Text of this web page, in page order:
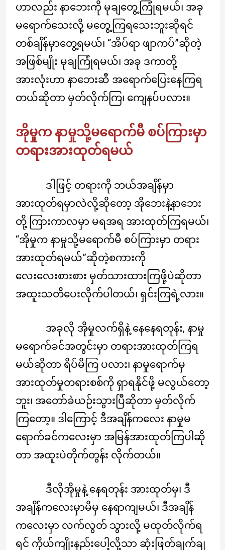
ဟာလည်း နာဘေးကို မုချတွေ့ကြုံရမယ်၊ အခု
မရောက်သေးလို့ မတွေ့ကြရသေးဘူးဆိုရင်
တစ်ချိန်မှာတွေ့ရမယ်၊ “အိပ်ရာ ဖျာကပ်”ဆိုတဲ့
အဖြစ်မျိုး မုချကြုံရမယ်၊ အခု ဒကာတို့
အားလုံးဟာ နာဘေးဆီ အရောက်ပြေးနေကြရ
တယ်ဆိုတာ မှတ်လိုက်ကြ၊ ကျေနပ်ပလား။
အိုမှုက နာမှုသို့မရောက်မီ စပ်ကြားမှာ
တရားအားထုတ်ရမယ်
ဒါဖြင့် တရားကို ဘယ်အချိန်မှာ
အားထုတ်ရမှာလဲလို့ဆိုတော့ အိုဘေးနဲ့နာဘေး
တို့ ကြားကာလမှာ မရအရ အားထုတ်ကြရမယ်၊
“အိုမှုက နာမှုသို့မရောက်မီ စပ်ကြားမှာ တရား
အားထုတ်ရမယ်”ဆိုတဲ့စကားကို
လေးလေးစားစား မှတ်သားထားကြဖို့ပဲဆိုတာ
အထူးသတိပေးလိုက်ပါတယ်၊ ရှင်းကြရဲ့လား။
အခုလို အိုမှုလက်ရှိနဲ့ နေနေရတုန်း, နာမှု
မရောက်ခင်အတွင်းမှာ တရားအားထုတ်ကြရ
မယ်ဆိုတာ ရိပ်မိကြ ပလား၊ နာမှုရောက်မှ
အားထုတ်မှုတရားစစ်ကို ရှာရနိုင်ဖို့ မလွယ်တော့
ဘူး၊ အတော်ခဲယဉ်းသွားပြီဆိုတာ မှတ်လိုက်
ကြတော့။ ဒါကြောင့် ဒီအချိန်ကလေး နာမှုမ
ရောက်ခင်ကလေးမှာ အမြန်အားထုတ်ကြပါဆို
တာ အထူးပဲတိုက်တွန်း လိုက်တယ်။
ဒီလိုအိုမှုနဲ့ နေရတုန်း အားထုတ်မှ၊ ဒီ
အချိန်ကလေးမှာမိမှ နေရာကျမယ်၊ ဒီအချိန်
ကလေးမှာ လက်လွတ် သွားလို့ မထုတ်လိုက်ရ
ရင် ကိုယ်ကျိုးနည်းပေါ့လို့သာ ဆုံးဖြတ်ချက်ချ